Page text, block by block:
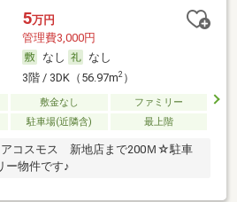
5万円
管理費3,000円
なし
なし
3階 / 3DK（56.97m2）
敷金なし
ファミリー
駐車場(近隣含) 最上階
コスモス 新地店まで200Ｍ☆駐車
ー物件です♪